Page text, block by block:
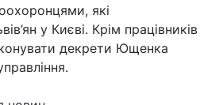
Вакансії
які
у Києві. Крім працівників
декрети Ющенка